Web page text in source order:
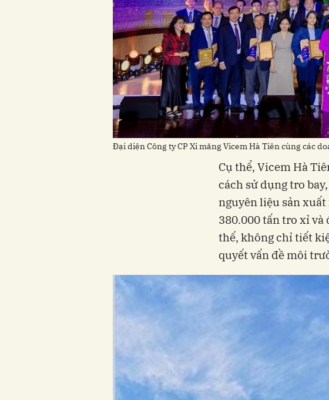
Đại diện Công ty CP Xi măng Vicem Hà Tiên cùng các
Cụ thể, Vicem Hà
cách sử dụng tro
nguyên liệu sản
380.000 tấn tro xỉ
thế, không chỉ tiết
quyết vấn đề môi